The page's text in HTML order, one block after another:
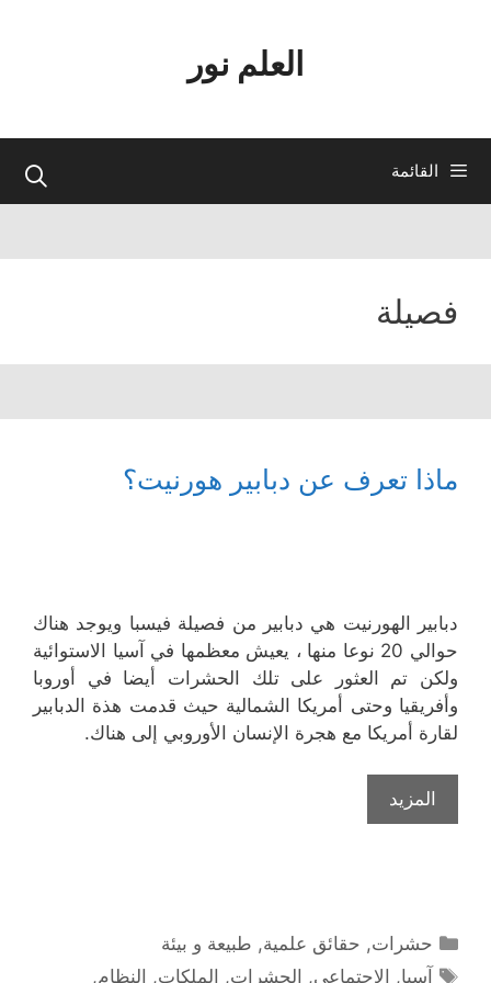
العلم نور
القائمة
فصيلة
ماذا تعرف عن دبابير هورنيت؟
دبابير الهورنيت هي دبابير من فصيلة فيسبا ويوجد هناك
حوالي 20 نوعا منها ، يعيش معظمها في آسيا الاستوائية
ولكن تم العثور على تلك الحشرات أيضا في أوروبا
وأفريقيا وحتى أمريكا الشمالية حيث قدمت هذة الدبابير
لقارة أمريكا مع هجرة الإنسان الأوروبي إلى هناك.
المزيد
التصنيفات
حشرات, حقائق علمية, طبيعة و بيئة
الوسوم
آسيا, الإجتماعي, الحشرات, الملكات, النظام,